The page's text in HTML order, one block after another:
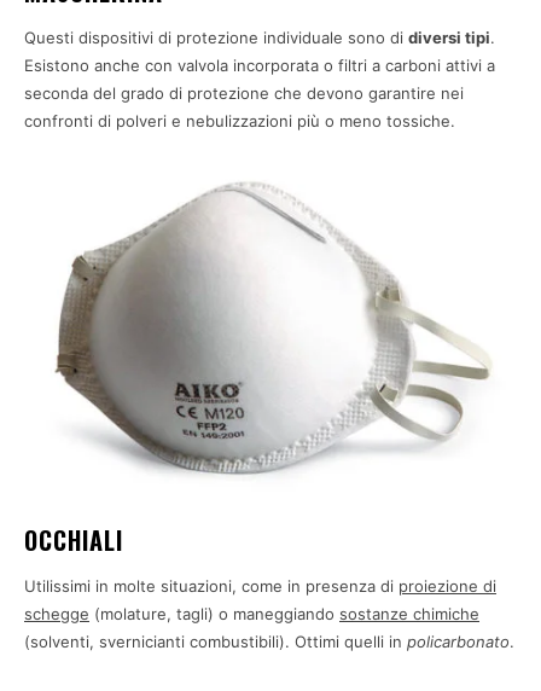
Questi dispositivi di protezione individuale sono di diversi tipi.
Esistono anche con valvola incorporata o filtri a carboni attivi a
seconda del grado di protezione che devono garantire nei
confronti di polveri e nebulizzazioni più o meno tossiche.
OCCHIALI
Utilissimi in molte situazioni, come in presenza di proiezione di
schegge (molature, tagli) o maneggiando sostanze chimiche
(solventi, svernicianti combustibili). Ottimi quelli in policarbonato.